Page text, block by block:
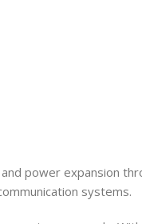
power expansion
systems.